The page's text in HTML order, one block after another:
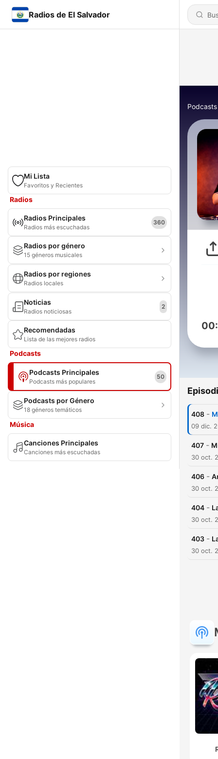
Radios de El Salvador
Mi Lista
Favoritos y Recientes
Radios
Radios Principales
Radios más escuchadas
360
Radios por género
15 géneros musicales
Radios por regiones
Radios locales
Noticias
Radios noticiosas
2
Recomendadas
Lista de las mejores radios
Podcasts
Podcasts Principales
Podcasts más populares
50
Podcasts por Género
18 géneros temáticos
Música
Canciones Principales
Canciones más escuchadas
Podcasts
408 -
09 dic.
407 -
30 oct.
406 -
30 oct.
404 -
30 oct.
403 -
30 oct.